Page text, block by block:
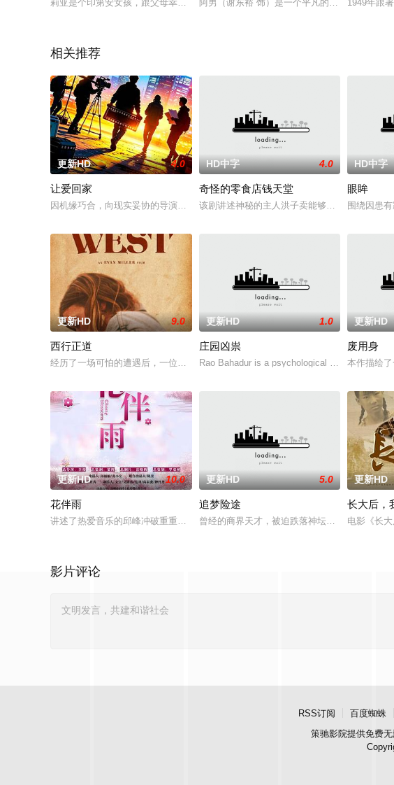
莉亚是个印第安女孩，跟父母幸福的生活在一起。由于一些有权优势的白人想在印第
阿男（谢东裕 饰）是一个平凡的男生，出生在
1949年跟
相关推荐
更新HD 4.0
让爱回家
因机缘巧合，向现实妥协的导演朱达仁萌生拍一部《河南人在北京》电影的念头，在
HD中字 4.0
奇怪的零食店钱天堂
该剧讲述神秘的主人洪子卖能够实现人们愿望
HD中字
眼眸
围绕因患
更新HD 9.0
西行正道
经历了一场可怕的遭遇后，一位小镇女子向疏远的哥哥借了钱，独自一人踏上穿越西
更新HD 1.0
庄园凶祟
Rao Bahadur is a psychological drama set
更新HD
废用身
本作描绘
更新HD 10.0
花伴雨
讲述了热爱音乐的邱峰冲破重重阻力，克服种种困难，组建乐队追求自己的音乐梦想
更新HD 5.0
追梦险途
曾经的商界天才，被迫跌落神坛。被那微不足
更新HD
长大后，
电影《长
影片评论
RSS订阅 百度蜘蛛
策驰影院提供免费